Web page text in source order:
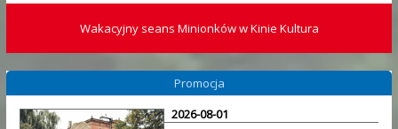
Wakacyjny seans Minionków w Kinie Kultura
Promocja
2026-08-01